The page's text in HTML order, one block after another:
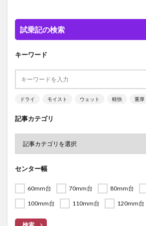
試乗記の検索
キーワード
ドライ モイスト ウェット 軽快 重厚
記事カテゴリ
センター幅
60mm台 70mm台 80mm台
100mm台
110mm台 120mm台